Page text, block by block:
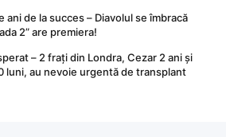
ani de la succes – Diavolul se îmbracă
2” are premiera!
– 2 frați din Londra, Cezar 2 ani și
luni, au nevoie urgentă de transplant